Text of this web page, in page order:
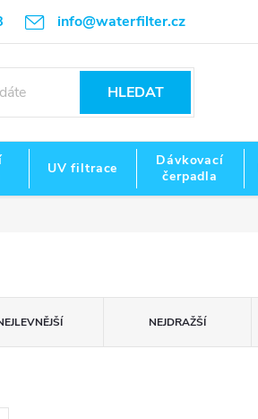
info@waterfilter.cz
HLEDAT
UV filtrace
Dávkovací
čerpadla
NEJDRAŽŠÍ